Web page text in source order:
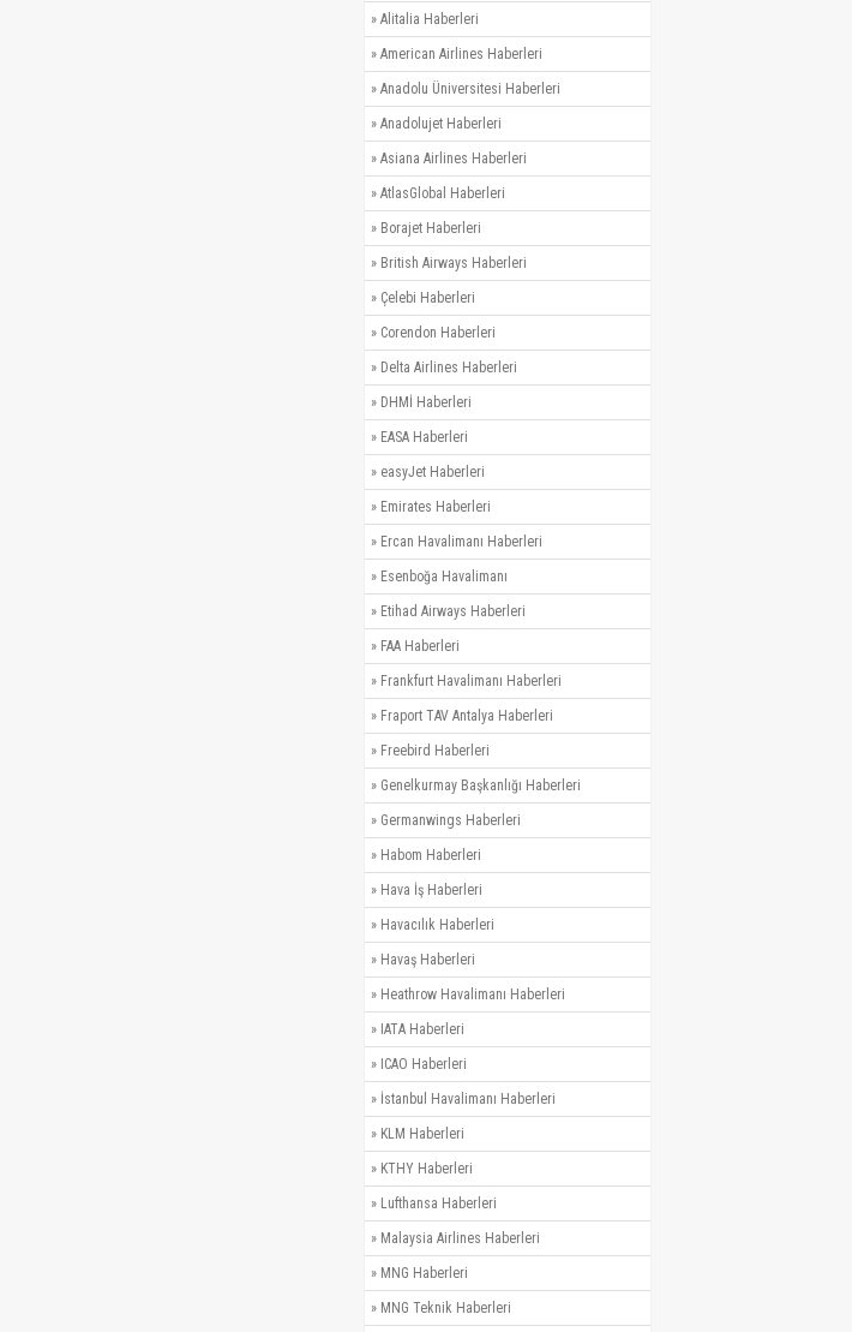
» Alitalia Haberleri
» American Airlines Haberleri
» Anadolu Üniversitesi Haberleri
» Anadolujet Haberleri
» Asiana Airlines Haberleri
» AtlasGlobal Haberleri
» Borajet Haberleri
» British Airways Haberleri
» Çelebi Haberleri
» Corendon Haberleri
» Delta Airlines Haberleri
» DHMİ Haberleri
» EASA Haberleri
» easyJet Haberleri
» Emirates Haberleri
» Ercan Havalimanı Haberleri
» Esenboğa Havalimanı
» Etihad Airways Haberleri
» FAA Haberleri
» Frankfurt Havalimanı Haberleri
» Fraport TAV Antalya Haberleri
» Freebird Haberleri
» Genelkurmay Başkanlığı Haberleri
» Germanwings Haberleri
» Habom Haberleri
» Hava İş Haberleri
» Havacılık Haberleri
» Havaş Haberleri
» Heathrow Havalimanı Haberleri
» IATA Haberleri
» ICAO Haberleri
» İstanbul Havalimanı Haberleri
» KLM Haberleri
» KTHY Haberleri
» Lufthansa Haberleri
» Malaysia Airlines Haberleri
» MNG Haberleri
» MNG Teknik Haberleri